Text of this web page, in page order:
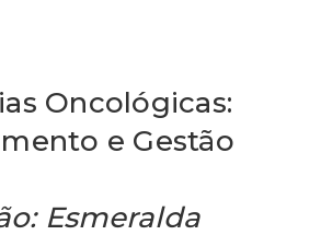
Oncológicas:
e Gestão
Esmeralda